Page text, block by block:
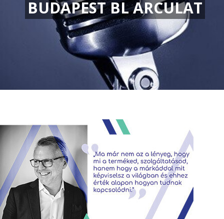
BUDAPEST BL ARCULAT